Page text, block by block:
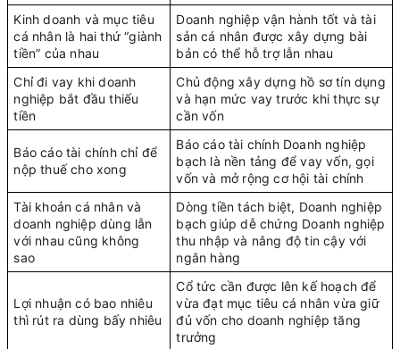
Kinh doanh và mục tiêu
cá nhân là hai thứ “giành
tiền” của nhau
Doanh nghiệp vận hành tốt và tài
sản cá nhân được xây dựng bài
bản có thể hỗ trợ lẫn nhau
Chỉ đi vay khi doanh
nghiệp bắt đầu thiếu
tiền
Chủ động xây dựng hồ sơ tín dụng
và hạn mức vay trước khi thực sự
cần vốn
Báo cáo tài chính chỉ để
nộp thuế cho xong
Báo cáo tài chính Doanh nghiệp
bạch là nền tảng để vay vốn, gọi
vốn và mở rộng cơ hội tài chính
Tài khoản cá nhân và
doanh nghiệp dùng lẫn
với nhau cũng không
sao
Dòng tiền tách biệt, Doanh nghiệp
bạch giúp dễ chứng Doanh nghiệp
thu nhập và nâng độ tin cậy với
ngân hàng
Lợi nhuận có bao nhiêu
thì rút ra dùng bấy nhiêu
Cổ tức cần được lên kế hoạch để
vừa đạt mục tiêu cá nhân vừa giữ
đủ vốn cho doanh nghiệp tăng
trưởng